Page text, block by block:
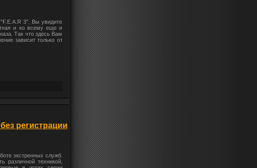
3", Вы увидите
и ко всему еще и
Так что здесь Вам
зависит только от
регистрации
экстренных служб.
различной техникой,